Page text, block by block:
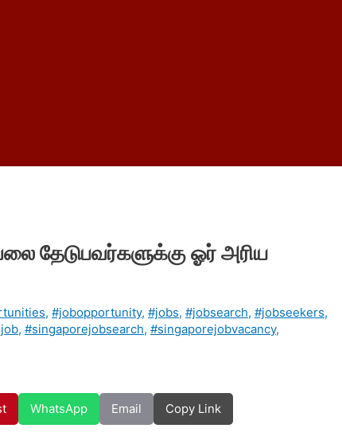
தேடுபவர்களுக்கு ஓர் அரிய
, #jobopportunity, #jobs, #jobsearch, #jobseekers,
, #singaporejobsearch, #singaporejobvacancy,
WhatsApp Email Copy Link